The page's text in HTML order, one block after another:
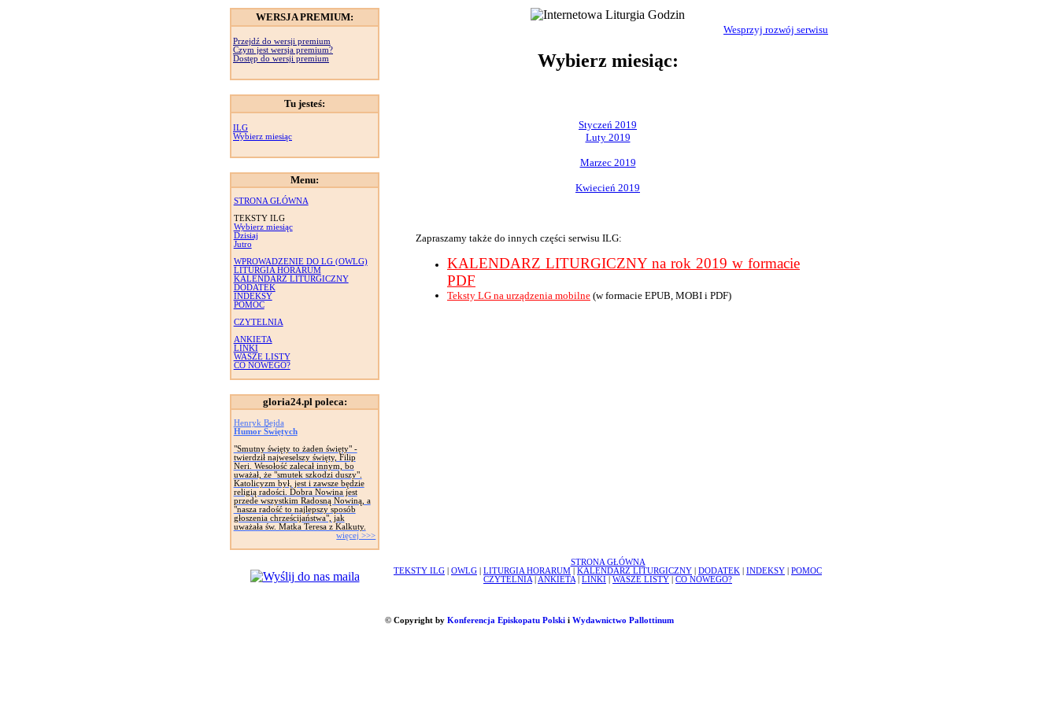
WERSJA PREMIUM:
Przejdź do wersji premium
Czym jest wersja premium?
Dostęp do wersji premium
Tu jesteś:
ILG
Wybierz miesiąc
Menu:
STRONA GŁÓWNA
TEKSTY ILG
Wybierz miesiąc
Dzisiaj
Jutro
WPROWADZENIE DO LG (OWLG)
LITURGIA HORARUM
KALENDARZ LITURGICZNY
DODATEK
INDEKSY
POMOC
CZYTELNIA
ANKIETA
LINKI
WASZE LISTY
CO NOWEGO?
gloria24.pl poleca:
Henryk Bejda
Humor Świętych
"Smutny święty to żaden święty" -
twierdził najweselszy święty, Filip
Neri. Wesołość zalecał innym, bo
uważał, że "smutek szkodzi duszy".
Katolicyzm był, jest i zawsze będzie
religią radości. Dobra Nowina jest
przede wszystkim Radosną Nowiną, a
"nasza radość to najlepszy sposób
głoszenia chrześcijaństwa", jak
uważała św. Matka Teresa z Kalkuty.
więcej >>>
Wesprzyj rozwój serwisu
Wybierz miesiąc:
Styczeń 2019
Luty 2019
Marzec 2019
Kwiecień 2019
Zapraszamy także do innych części serwisu ILG:
KALENDARZ LITURGICZNY na rok 2019 w formacie
PDF
Teksty LG na urządzenia mobilne (w formacie EPUB, MOBI i PDF)
STRONA GŁÓWNA
TEKSTY ILG
OWLG LITURGIA HORARUM KALENDARZ LITURGICZNY DODATEK INDEKSY
POMOC
CZYTELNIA
ANKIETA LINKI WASZE LISTY CO NOWEGO?
© Copyright by Konferencja Episkopatu Polskii Wydawnictwo Pallottinum